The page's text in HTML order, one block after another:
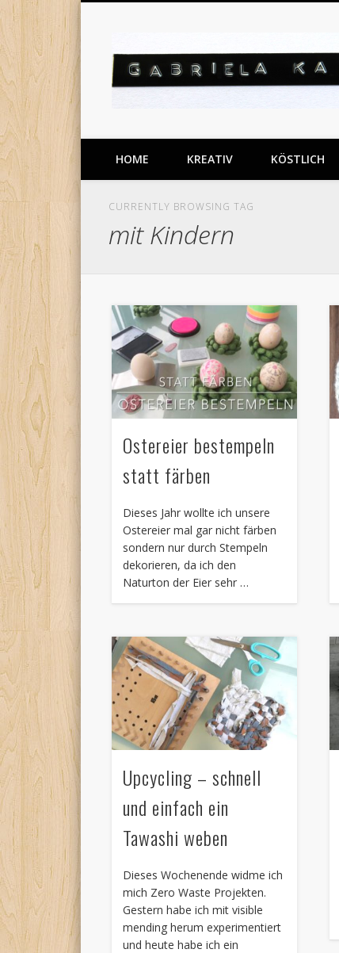
meine DIY Projekte
FacebookPinterestVimeo
HOME KREATIV KÖSTLICH
CURRENTLY BROWSING TAG
mit Kindern
Ostereier bestempeln
statt färben
Dieses Jahr wollte ich unsere
Ostereier mal gar nicht färben
sondern nur durch Stempeln
dekorieren, da ich den
Naturton der Eier sehr …
Upcycling – schnell
und einfach ein
Tawashi weben
Dieses Wochenende widme ich
mich Zero Waste Projekten.
Gestern habe ich mit visible
mending herum experimentiert
und heute habe ich ein